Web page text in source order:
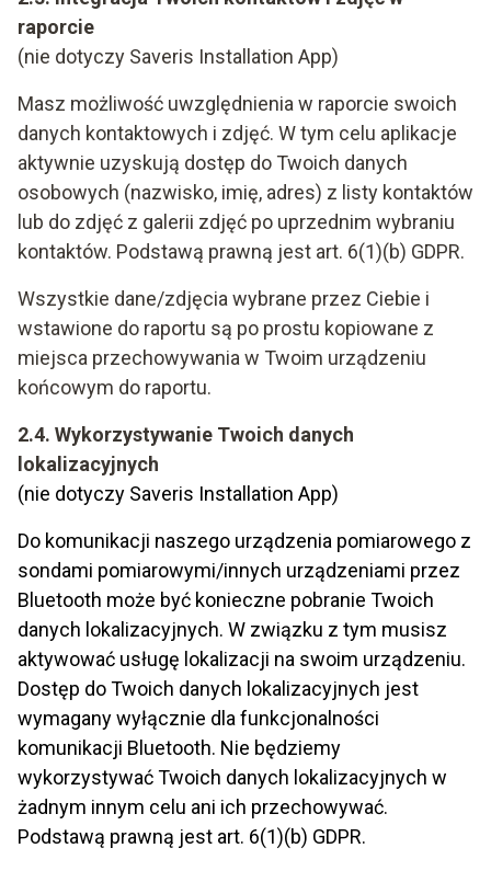
raporcie
(nie dotyczy Saveris Installation App)
Masz możliwość uwzględnienia w raporcie swoich
danych kontaktowych i zdjęć. W tym celu aplikacje
aktywnie uzyskują dostęp do Twoich danych
osobowych (nazwisko, imię, adres) z listy kontaktów
lub do zdjęć z galerii zdjęć po uprzednim wybraniu
kontaktów. Podstawą prawną jest art. 6(1)(b) GDPR.
Wszystkie dane/zdjęcia wybrane przez Ciebie i
wstawione do raportu są po prostu kopiowane z
miejsca przechowywania w Twoim urządzeniu
końcowym do raportu.
2.4. Wykorzystywanie Twoich danych
lokalizacyjnych
(nie dotyczy Saveris Installation App)
Do komunikacji naszego urządzenia pomiarowego z
sondami pomiarowymi/innych urządzeniami przez
Bluetooth może być konieczne pobranie Twoich
danych lokalizacyjnych. W związku z tym musisz
aktywować usługę lokalizacji na swoim urządzeniu.
Dostęp do Twoich danych lokalizacyjnych jest
wymagany wyłącznie dla funkcjonalności
komunikacji Bluetooth. Nie będziemy
wykorzystywać Twoich danych lokalizacyjnych w
żadnym innym celu ani ich przechowywać.
Podstawą prawną jest art. 6(1)(b) GDPR.